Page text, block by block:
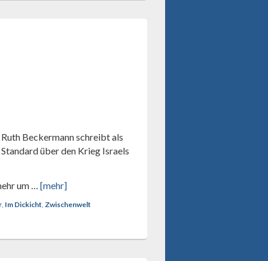
Beckermann schreibt als
über den Krieg Israels
um … [mehr]
, Im Dickicht, Zwischenwelt